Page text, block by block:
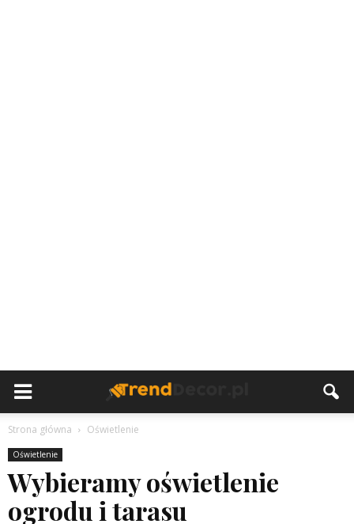
Strona główna Oświetlenie
Oświetlenie
Wybieramy oświetlenie
ogrodu i tarasu